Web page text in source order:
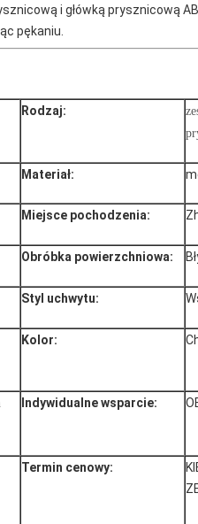
i główką prysznicową
pękaniu.
Rodzaj:
Materiał:
Miejsce pochodzenia:
Obróbka powierzchniowa:
Styl uchwytu:
Kolor:
Indywidualne wsparcie:
Termin cenowy: